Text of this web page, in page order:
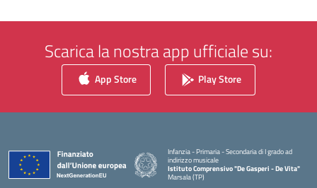
Scarica la nostra app ufficiale su:
App Store Play Store
Infanzia - Primaria - Secondaria di I grado ad
indirizzo musicale
Istituto Comprensivo "De Gasperi - De Vita"
Marsala (TP)